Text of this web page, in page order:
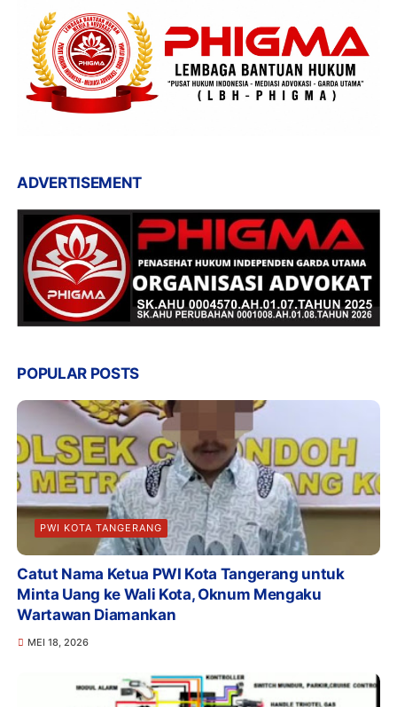
ADVERTISEMENT
POPULAR POSTS
PWI KOTA TANGERANG
Catut Nama Ketua PWI Kota Tangerang untuk
Minta Uang ke Wali Kota, Oknum Mengaku
Wartawan Diamankan
MEI 18, 2026